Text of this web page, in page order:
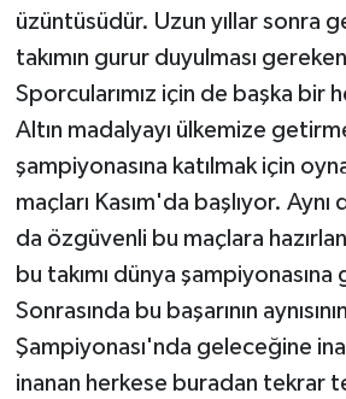
üzüntüsüdür. Uzun yıllar sonra
takımın gurur duyulması gereken
Sporcularımız için de başka bir
Altın madalyayı ülkemize
şampiyonasına katılmak için
maçları Kasım'da başlıyor.
da özgüvenli bu maçlara
bu takımı dünya
Sonrasında bu başarının
Şampiyonası'nda geleceğine
inanan herkese buradan tekrar